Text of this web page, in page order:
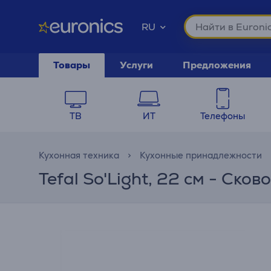
RU
Товары Услуги Предложения
ТВ ИТ Телефоны
Кухонная техника Кухонные принадлежности
Tefal So'Light, 22 см -